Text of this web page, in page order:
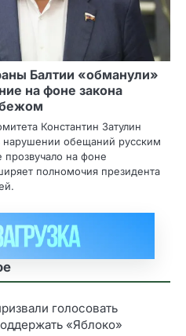
Балтии «обманули»
на фоне закона
Константин Затулин
обещаний русским
на фоне
полномочия президента
голосовать
«Яблоко»